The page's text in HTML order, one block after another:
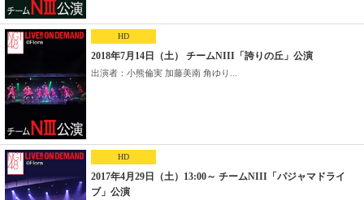
HD
2018年7月14日（土） チームNIII「誇りの丘」公演
出演者：小熊倫実 加藤美南 角ゆり...
HD
2017年4月29日（土）13:00～ チームNIII「パジャマドライ
ブ」公演